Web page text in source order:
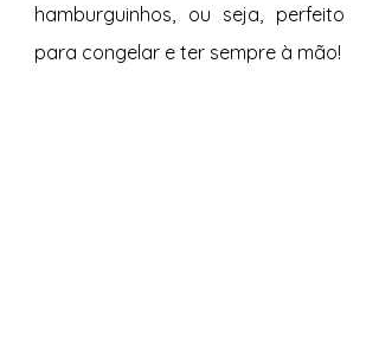
hamburguinhos, ou seja, perfeito